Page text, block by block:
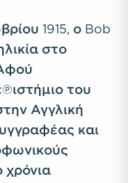
1915, ο Bob
στο
του
Αγγλική
και